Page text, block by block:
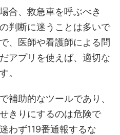
合、救急車を呼ぶべき
判断に迷うことは多いで
、医師や看護師による問
アプリを使えば、適切な
。
補助的なツールであり、
きりにするのは危険で
わず119番通報するな